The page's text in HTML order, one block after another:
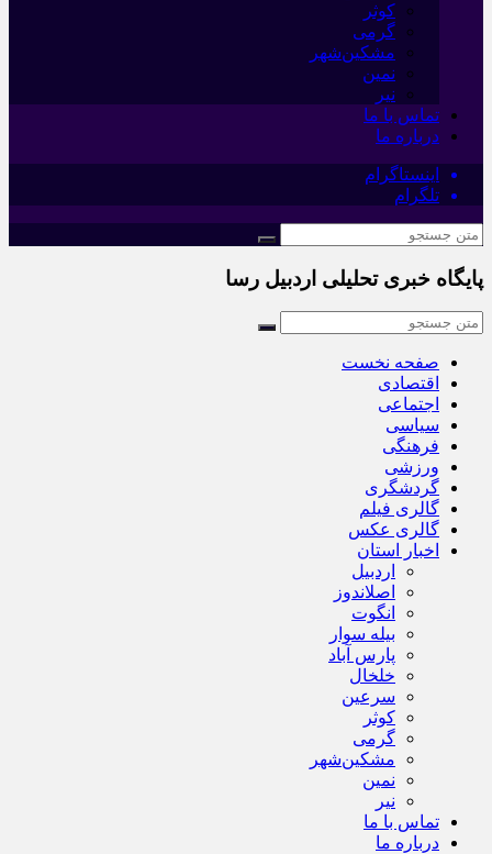
کوثر
گرمی
مشکین‌شهر
نمین
نیر
تماس با ما
درباره ما
اینستاگرام
تلگرام
پایگاه خبری تحلیلی اردبیل رسا
صفحه نخست
اقتصادی
اجتماعی
سیاسی
فرهنگی
ورزشی
گردشگری
گالری فیلم
گالری عکس
اخبار استان
اردبیل
اصلاندوز
انگوت
بیله سوار
پارس آباد
خلخال
سرعین
کوثر
گرمی
مشکین‌شهر
نمین
نیر
تماس با ما
درباره ما